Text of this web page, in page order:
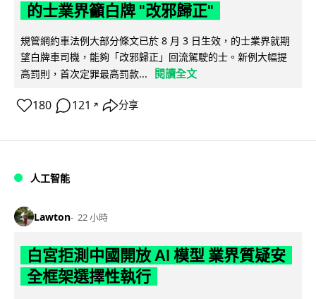
的士業界籲白牌 "改邪歸正"
規管網約車法例大部分條文已於 8 月 3 日生效，的士業界就期
望白牌車司機，能夠「改邪歸正」回流駕駛的士。新例大幅提
高罰則，首次定罪最高罰款...
閱讀全文
180 121 ↗ 分享
人工智能
Lawton 22 小時
白宮拒測中國開放 AI 模型 業界質疑安
全框架選擇性執行